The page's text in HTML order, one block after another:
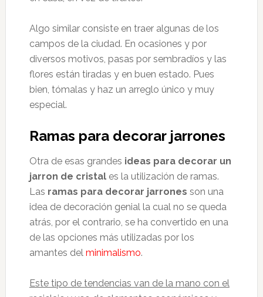
Algo similar consiste en traer algunas de los
campos de la ciudad. En ocasiones y por
diversos motivos, pasas por sembradíos y las
flores están tiradas y en buen estado. Pues
bien, tómalas y haz un arreglo único y muy
especial.
Ramas para decorar jarrones
Otra de esas grandes ideas para decorar un
jarron de cristales la utilización de ramas.
Las ramas para decorar jarrones son una
idea de decoración genial la cual no se queda
atrás, por el contrario, se ha convertido en una
de las opciones más utilizadas por los
amantes del minimalismo.
Este tipo de tendencias van de la mano con el